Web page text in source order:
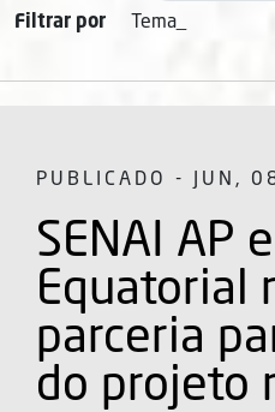
Filtrar por
PUBLICADO - JUN,
SENAI AP
Equatorial
parceria
do projeto